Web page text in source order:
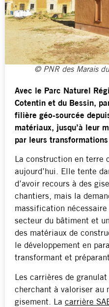
© PNR des Marais
Avec le Parc Naturel
Cotentin et du Bessin,
filière géo-sourcée
matériaux, jusqu’à leur
par leurs
La construction en terre
aujourd’hui. Elle tente
d’avoir recours à des
chantiers, mais la
massification nécessaire
secteur du bâtiment et
des matériaux de
le développement en
transformant et
Les carrières de
cherchant à valoriser au
gisement. La carrière